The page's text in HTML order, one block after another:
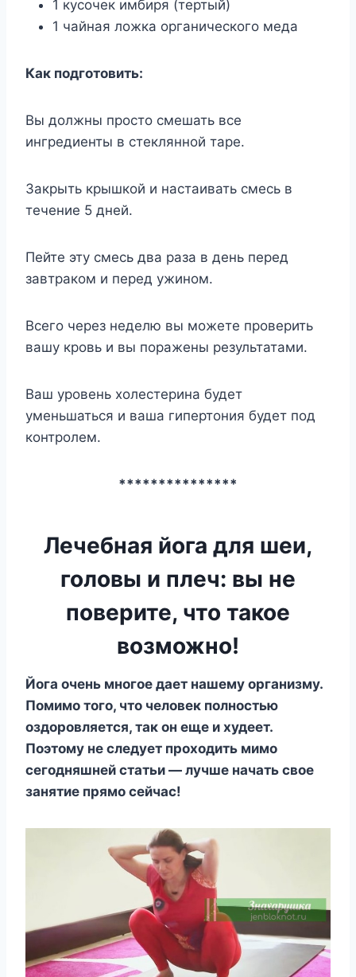
1 кусочек имбиря (тертый)
1 чайная ложка органического меда
Как подготовить:
Вы должны просто смешать все
ингредиенты в стеклянной таре.
Закрыть крышкой и настаивать смесь в
течение 5 дней.
Пейте эту смесь два раза в день перед
завтраком и перед ужином.
Всего через неделю вы можете проверить
вашу кровь и вы поражены результатами.
Ваш уровень холестерина будет
уменьшаться и ваша гипертония будет под
контролем.
***************
Лечебная йога для шеи,
головы и плеч: вы не
поверите, что такое
возможно!
Йога очень многое дает нашему организму.
Помимо того, что человек полностью
оздоровляется, так он еще и худеет.
Поэтому не следует проходить мимо
сегодняшней статьи — лучше начать свое
занятие прямо сейчас!